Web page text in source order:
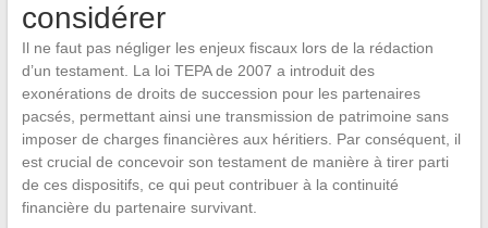
considérer
Il ne faut pas négliger les enjeux fiscaux lors de la rédaction
d’un testament. La loi TEPA de 2007 a introduit des
exonérations de droits de succession pour les partenaires
pacsés, permettant ainsi une transmission de patrimoine sans
imposer de charges financières aux héritiers. Par conséquent, il
est crucial de concevoir son testament de manière à tirer parti
de ces dispositifs, ce qui peut contribuer à la continuité
financière du partenaire survivant.